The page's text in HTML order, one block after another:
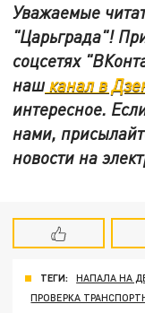
Уважаемые
"Царьграда"!
соцсетях
нашканал в
интересное.
нами,
новости на
ТЕГИ: НАПАЛА НА
ПРОВЕРКА